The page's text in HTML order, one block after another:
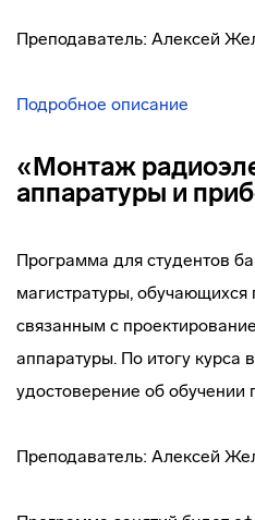
Преподаватель: Алексей
Подробное описание
«Монтаж
аппаратуры и
Программа для студентов
магистратуры, обучающихся
связанным с
аппаратуры. По итогу курса
удостоверение об обучении
Преподаватель: Алексей